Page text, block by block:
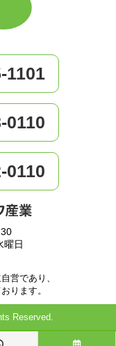
1101
0110
0110
曜日
営であり、
ります。
Reserved.